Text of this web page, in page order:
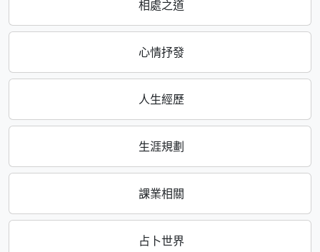
相處之道
心情抒發
人生經歷
生涯規劃
課業相關
占卜世界